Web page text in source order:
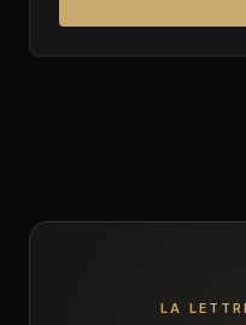
LA